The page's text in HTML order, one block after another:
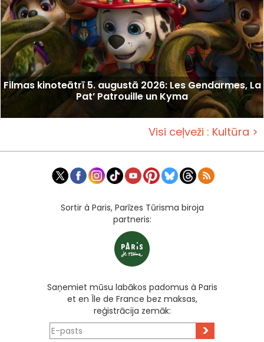
Filmas kinoteātrī 5. augustā 2026: Les Gendarmes, La
Pat’ Patrouille un Kyma
Visi ceļveži : Kultūra >
Sortir à Paris, Parīzes Tūrisma biroja
partneris:
Saņemiet mūsu labākos padomus à Paris
et en Île de France bez maksas,
reģistrācija zemāk:
>